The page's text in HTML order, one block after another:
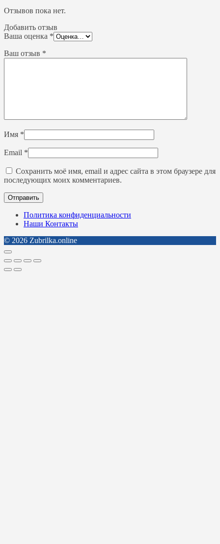
Отзывов пока нет.
Добавить отзыв
Ваша оценка *
Ваш отзыв *
Имя *
Email *
Сохранить моё имя, email и адрес сайта в этом браузере для
последующих моих комментариев.
Политика конфиденциальности
Наши Контакты
© 2026 Zubrilka.online